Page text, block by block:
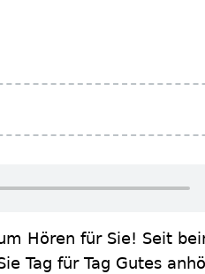
Hören für Sie! Seit
Tag für Tag Gutes